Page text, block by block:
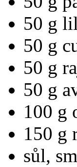
50 g
50 g
50 g
50 g
100 g
150 g
sůl,